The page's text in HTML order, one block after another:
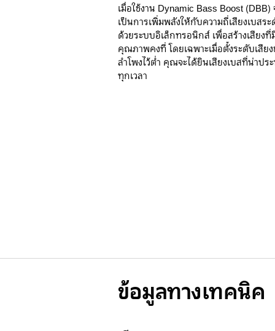
เมื่อใช้งาน Dynamic Bass Boost (DBB)
เป็นการเพิ่มพลังให้กับความถี่เสียงเบสร
ด้วยระบบอิเล็กทรอนิกส์ เพื่อสร้างเสียงที่
คุณภาพคงที่ โดยเฉพาะเมื่อตั้งระดับเสียง
ลำโพงไว้ต่ำ คุณจะได้ยินเสียงเบสที่น่าปร
ทุกเวลา
ข้อมูลทางเทคนิค